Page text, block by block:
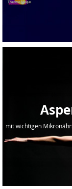
mit wichtigen